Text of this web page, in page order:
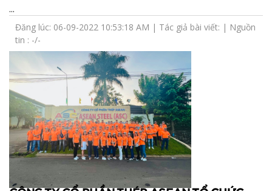
...
Đăng lúc: 06-09-2022 10:53:18 AM | Tác giả bài viết: | Nguồn
tin : -/-